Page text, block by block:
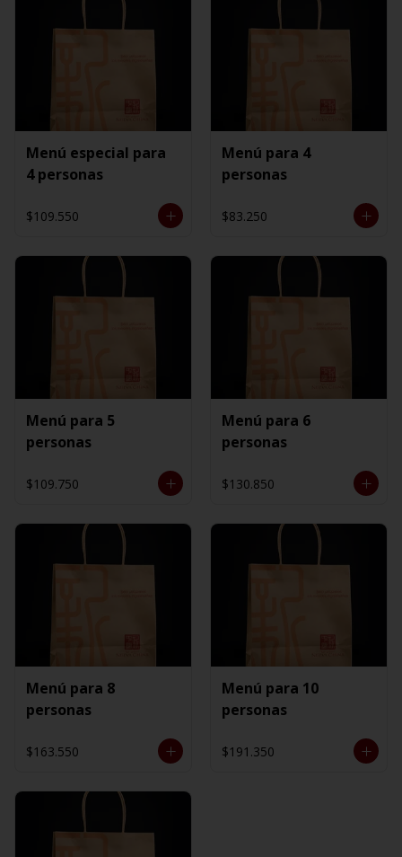
Menú especial para
4 personas
$109.550
Menú para 4
personas
$83.250
Menú para 5
personas
$109.750
Menú para 6
personas
$130.850
Menú para 8
personas
$163.550
Menú para 10
personas
$191.350